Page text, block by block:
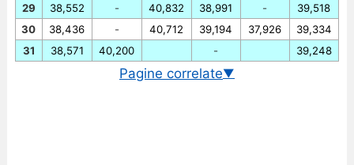
29
30
31
38,552
38,436
38,571
-
-
40,200
40,832
40,712
38,991
39,194
-
-
37,926
39,518
39,334
39,248
Pagine correlate▼